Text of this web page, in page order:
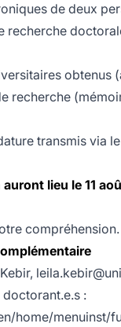
de deux
recherche
obtenus
recherche
transmis via
lieu le 11
compréhension.
:
home/menuinst/